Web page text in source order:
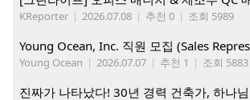
KReporter | 2026.07.08 | 추천 0 | 조회 5989
Young Ocean, Inc. 직원 모집 (Sales
Young Ocean | 2026.07.07 | 추천 1 | 조회 5883